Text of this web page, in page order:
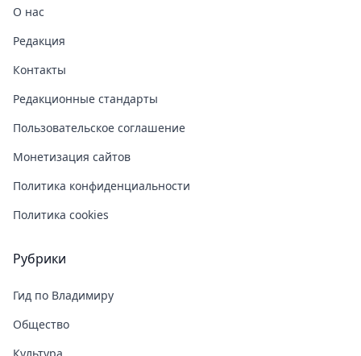
О нас
Редакция
Контакты
Редакционные стандарты
Пользовательское соглашение
Монетизация сайтов
Политика конфиденциальности
Политика cookies
Рубрики
Гид по Владимиру
Общество